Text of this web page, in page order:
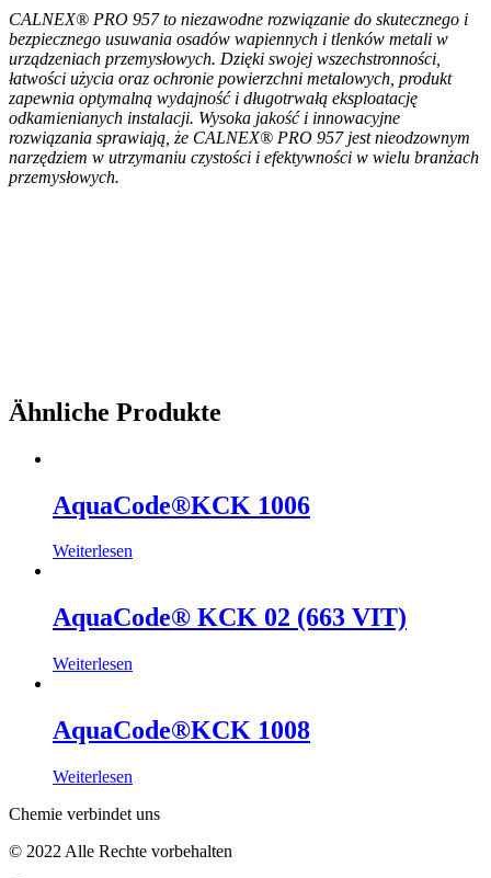
CALNEX® PRO 957 to niezawodne rozwiązanie do skutecznego i
bezpiecznego usuwania osadów wapiennych i tlenków metali w
urządzeniach przemysłowych. Dzięki swojej wszechstronności,
łatwości użycia oraz ochronie powierzchni metalowych, produkt
zapewnia optymalną wydajność i długotrwałą eksploatację
odkamienianych instalacji. Wysoka jakość i innowacyjne
rozwiązania sprawiają, że CALNEX® PRO 957 jest nieodzownym
narzędziem w utrzymaniu czystości i efektywności w wielu branżach
przemysłowych.
Ähnliche Produkte
AquaCode®KCK 1006
Weiterlesen
AquaCode® KCK 02 (663 VIT)
Weiterlesen
AquaCode®KCK 1008
Weiterlesen
Chemie verbindet uns
© 2022 Alle Rechte vorbehalten